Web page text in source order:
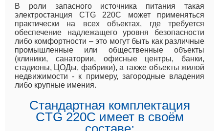
В роли запасного источника питания такая
электростанция CTG 220C может применяться
практически на всех объектах, где требуется
обеспечение надлежащего уровня безопасности
либо комфортности – это могут быть как различные
промышленные или общественные объекты
(клиники, санатории, офисные центры, банки,
стадионы, ЦОДы, фабрики), а также объекты жилой
недвижимости - к примеру, загородные владения
либо крупные имения.
Стандартная комплектация
CTG 220C имеет в своём